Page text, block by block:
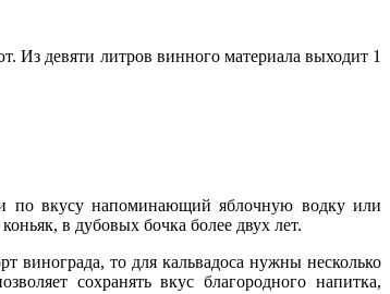
Из девяти литров винного материала выходит 1
и по вкусу напоминающий яблочную водку или
в дубовых бочка более двух лет.
винограда, то для кальвадоса нужны несколько
сохранять вкус благородного напитка,